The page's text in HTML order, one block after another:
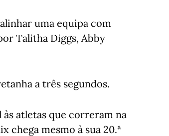
uma equipa com
Talitha Diggs, Abby
a três segundos.
atletas que correram na
chega mesmo à sua 20.ª